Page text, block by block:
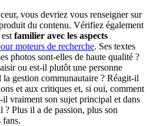
vous devriez vous renseigner sur
du contenu. Vérifiez également
familier avec les aspects
moteurs de recherche. Ses textes
photos sont-elles de haute qualité ?
ou est-il plutôt une personne
gestion communautaire ? Réagit-il
et aux critiques et, si oui, comment
vraiment son sujet principal et dans
? Plus il a de passion, plus son
fans.